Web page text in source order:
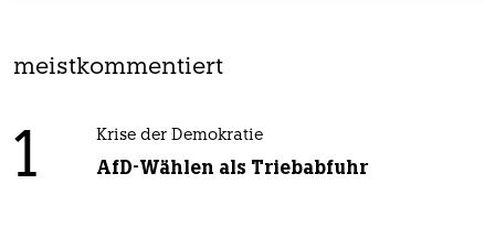
meistkommentiert
1 Krise der Demokratie
AfD-Wählen als Triebabfuhr